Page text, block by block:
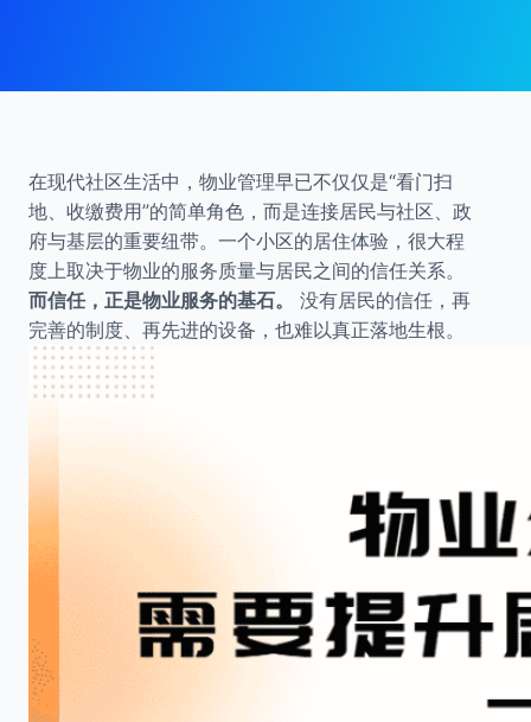
在现代社区生活中，物业管理早已不仅仅是“看门扫
地、收缴费用”的简单角色，而是连接居民与社区、政
府与基层的重要纽带。一个小区的居住体验，很大程
度上取决于物业的服务质量与居民之间的信任关系。
而信任，正是物业服务的基石。
没有居民的信任，再
完善的制度、再先进的设备，也难以真正落地生根。